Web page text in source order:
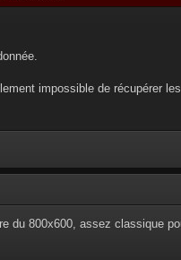
impossible de récupérer
du 800x600, assez classique